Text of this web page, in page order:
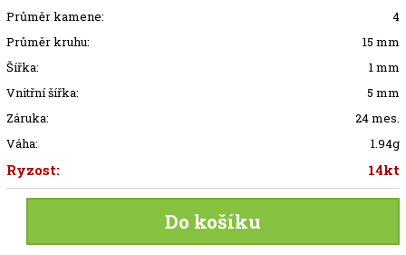
Průměr kamene:
4
Průměr kruhu:
15 mm
Šířka:
1 mm
Vnitřní šířka:
5 mm
Záruka:
24 mes.
Váha:
1.94g
Ryzost: 14kt
Do košíku